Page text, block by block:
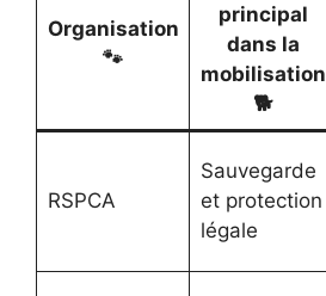
Organisation
🐾
principal
dans la
mobilisation
🐕
RSPCA
Sauvegarde
et protection
légale